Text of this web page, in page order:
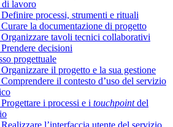
lavoro
processi, strumenti e rituali
la documentazione di progetto
tavoli tecnici collaborativi
decisioni
progettuale
il progetto e la sua gestione
il contesto d’uso del servizio
i processi e i touchpointdel
l’interfaccia utente del servizio